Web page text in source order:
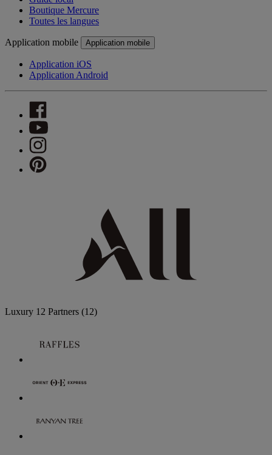
Boutique Mercure
Toutes les langues
Application mobile Application mobile
Application iOS
Application Android
Luxury 12 Partners (12)